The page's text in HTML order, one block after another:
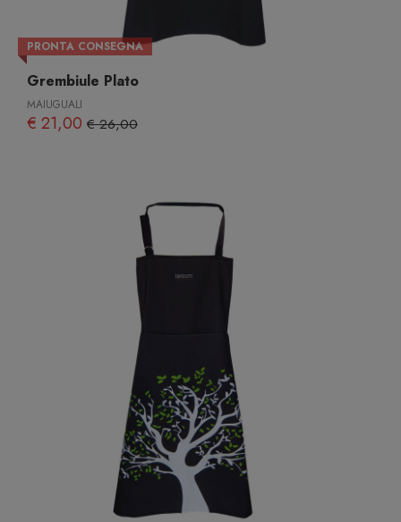
PRONTA CONSEGNA
Grembiule Plato
MAIUGUALI
€ 21,00 € 26,00